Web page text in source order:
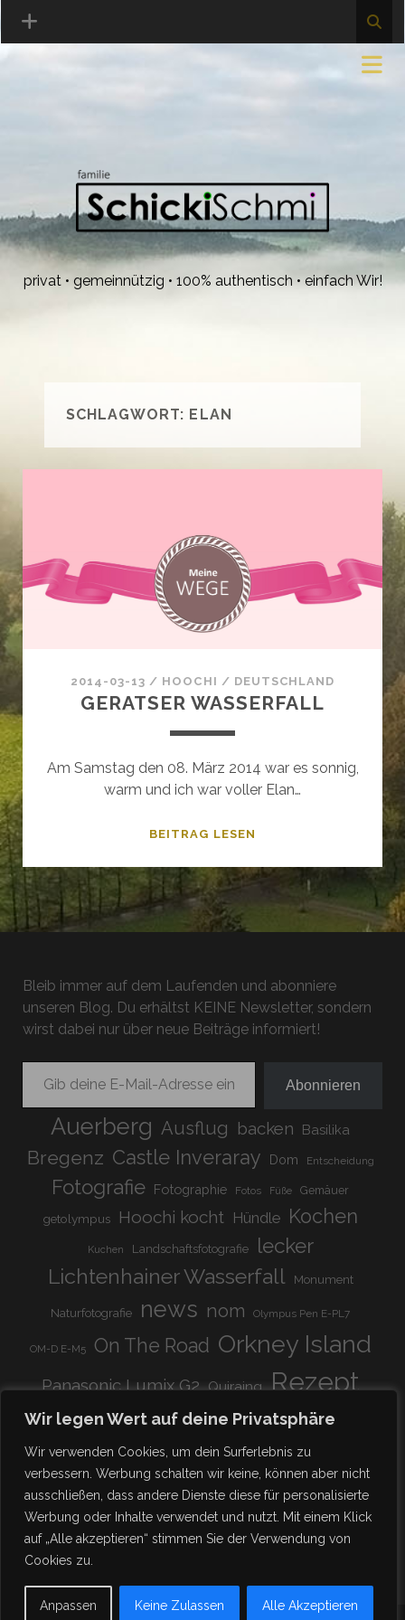
Wir legen Wert auf deine Privatsphäre
Wir verwenden Cookies, um dein Surferlebnis zu
verbessern. Werbung schalten wir keine, können aber nicht
ausschließen, dass andere Dienste diese für personalisierte
Werbung oder Inhalte verwendet und nutzt. Mit einem Klick
auf „Alle akzeptieren“ stimmen Sie der Verwendung von
Cookies zu.
Anpassen Keine Zulassen Alle Akzeptieren
privat • gemeinnützig • 100% authentisch • einfach Wir!
SCHLAGWORT: ELAN
2014-03-13 / HOOCHI / DEUTSCHLAND
GERATSER WASSERFALL
Am Samstag den 08. März 2014 war es sonnig,
warm und ich war voller Elan…
BEITRAG LESEN
Bleib immer auf dem Laufenden und abonniere
unseren Blog. Du erhältst KEINE Newsletter, sondern
wirst dabei nur über neue Beiträge informiert!
Gib deine E-Mail-Adresse ein ...
Abonnieren
Auerberg Ausflug backen Basilika
Bregenz Castle Inveraray Dom Entscheidung
Fotografie Fotographie Fotos Füße Gemäuer
getolympus Hoochi kocht Hündle Kochen
Kuchen Landschaftsfotografie lecker
Lichtenhainer Wasserfall Monument
Naturfotografie news nom Olympus Pen E-PL7
OM-D E-M5 On The Road Orkney Island
Panasonic Lumix G2 Quiraing Rezept
Rundreise schnell & einfach Scotland
Stadion super lecker Systemkamera
vegetarisch Viadukt weitnau woooohoooo!!!!
zu Hause ♥